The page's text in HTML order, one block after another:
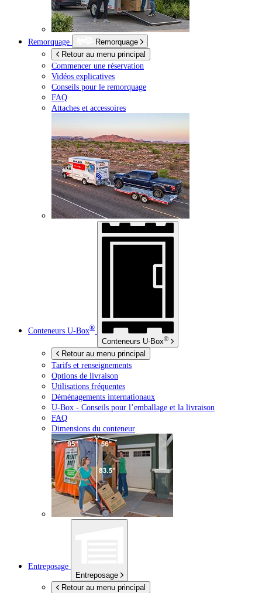
Remorquage
Remorquage
Retour au menu principal
Commencer une réservation
Vidéos explicatives
Conseils pour le remorquage
FAQ
Attaches et accessoires
Conteneurs U-Box®
Conteneurs U-Box®
Retour au menu principal
Tarifs et renseignements
Options de livraison
Utilisations fréquentes
Déménagements internationaux
U-Box - Conseils pour l’emballage et la livraison
FAQ
Dimensions du conteneur
Entreposage
Entreposage
Retour au menu principal